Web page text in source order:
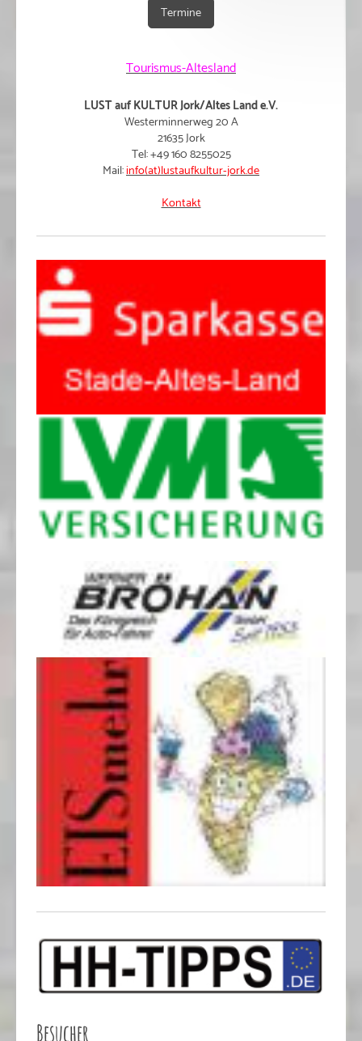
Termine
Tourismus-Altesland
LUST auf KULTUR Jork/Altes Land e.V.
Westerminnerweg 20 A
21635 Jork
Tel: +49 160 8255025
Mail:info(at)lustaufkultur-jork.de
Kontakt
Besucher